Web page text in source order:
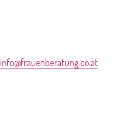
info@frauenberatung.co.at